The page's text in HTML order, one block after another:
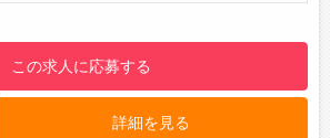
時の来客などで遅くなった場合、その分
早く帰るなど調整しています。
設備】
この求人に応募する
詳細を見る